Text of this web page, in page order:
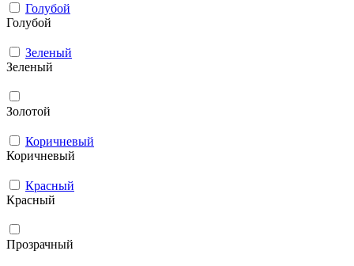
Голубой
Голубой
Зеленый
Зеленый
Золотой
Коричневый
Коричневый
Красный
Красный
Прозрачный